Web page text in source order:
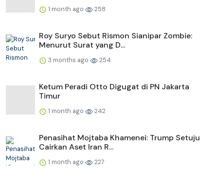
1 month ago 258
Roy Suryo Sebut Rismon Sianipar Zombie:
Menurut Surat yang D...
3 months ago 254
Ketum Peradi Otto Digugat di PN Jakarta
Timur
1 month ago 242
Penasihat Mojtaba Khamenei: Trump Setuju
Cairkan Aset Iran R...
1 month ago 227